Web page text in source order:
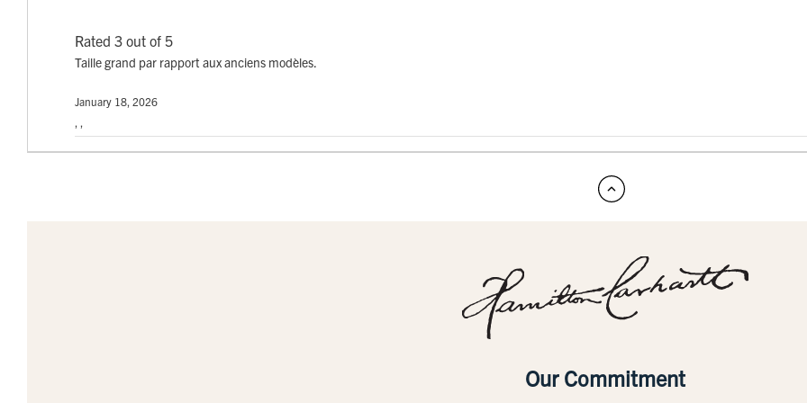
Rated 3 out of 5
Taille grand par rapport aux anciens modèles.
January 18, 2026
, ,
Our Commitment